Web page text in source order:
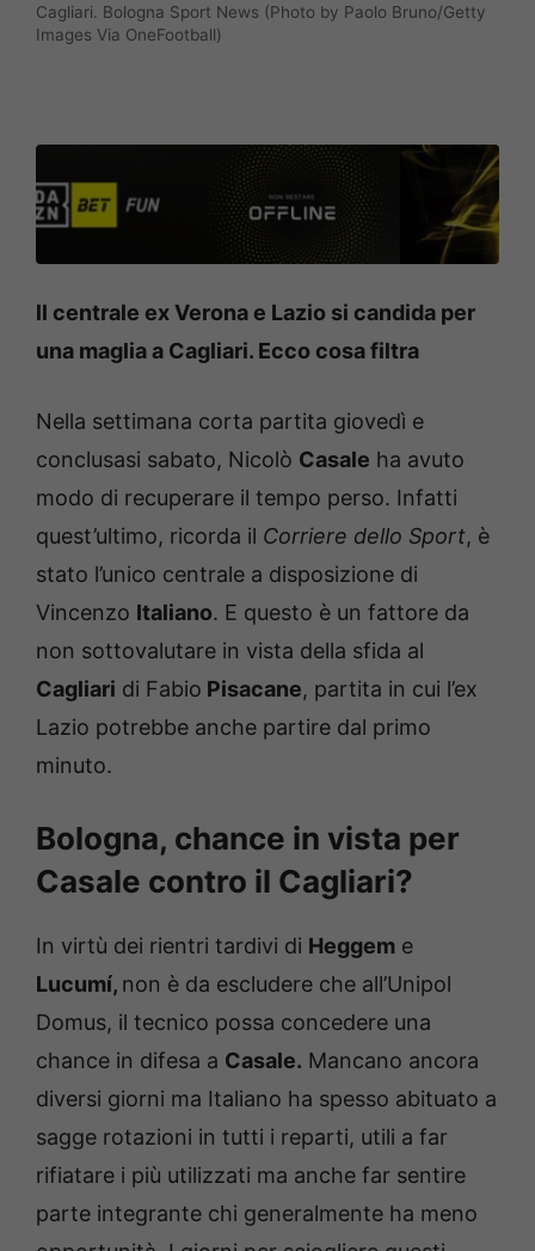
Cagliari. Bologna Sport News (Photo by Paolo Bruno/Getty
Images Via OneFootball)
ll centrale ex Verona e Lazio si candida per
una maglia a Cagliari. Ecco cosa filtra
Nella settimana corta partita giovedì e
conclusasi sabato, Nicolò Casale ha avuto
modo di recuperare il tempo perso. Infatti
quest’ultimo, ricorda il Corriere dello Sport, è
stato l’unico centrale a disposizione di
Vincenzo Italiano. E questo è un fattore da
non sottovalutare in vista della sfida al
Cagliari di Fabio Pisacane, partita in cui l’ex
Lazio potrebbe anche partire dal primo
minuto.
Bologna, chance in vista per
Casale contro il Cagliari?
In virtù dei rientri tardivi di Heggem e
Lucumí, non è da escludere che all’Unipol
Domus, il tecnico possa concedere una
chance in difesa a Casale. Mancano ancora
diversi giorni ma Italiano ha spesso abituato a
sagge rotazioni in tutti i reparti, utili a far
rifiatare i più utilizzati ma anche far sentire
parte integrante chi generalmente ha meno